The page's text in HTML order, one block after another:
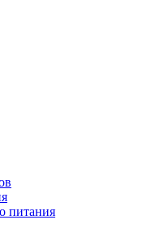
питания